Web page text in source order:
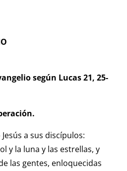
según Lucas 21, 25-
a sus discípulos:
y la luna y las estrellas, y
las gentes, enloquecidas